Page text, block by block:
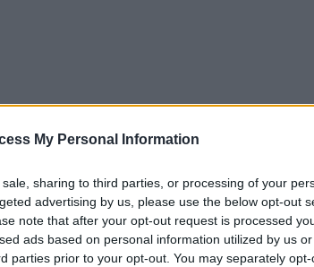
My Personal Information
sharing to third parties, or processing of your
advertising by us, please use the below opt-out
note that after your opt-out request is processed
ads based on personal information utilized by us
parties prior to your opt-out. You may separately
Lenovo Idea Tab
tecniche avanzate. Con